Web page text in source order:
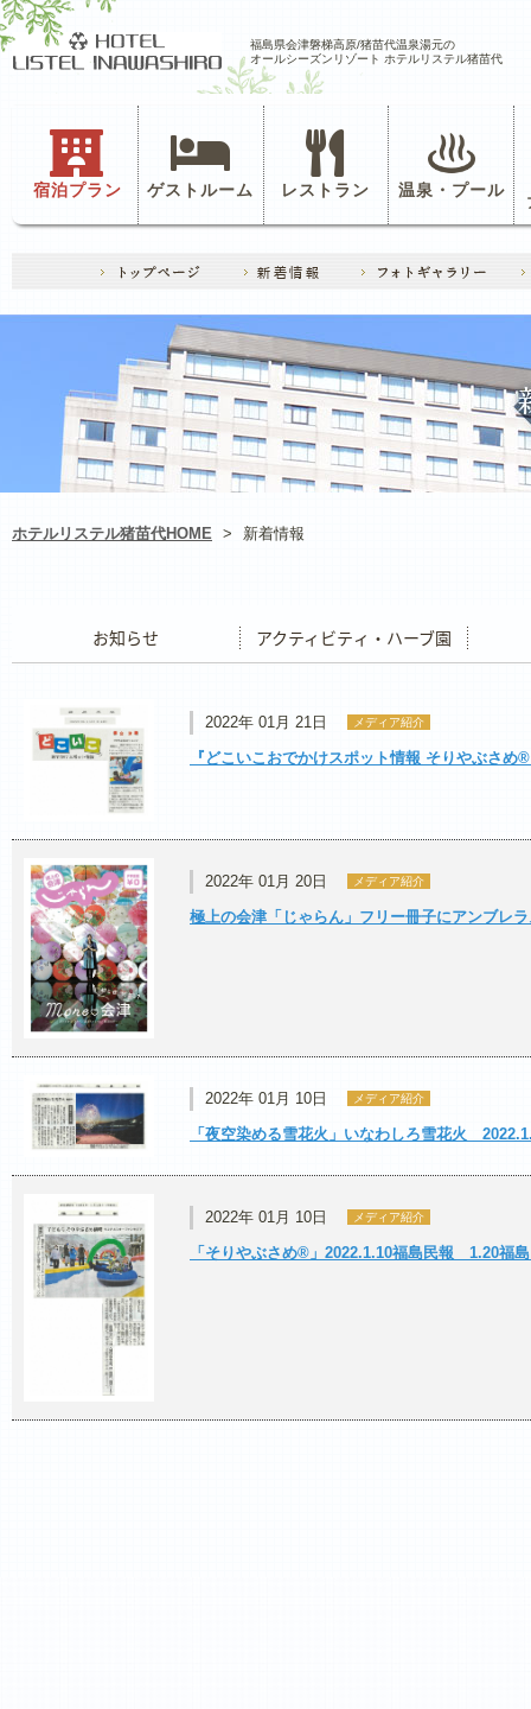
福島県会津磐梯高原/猪苗代温泉湯元の
オールシーズンリゾート ホテルリステル猪苗代
宿泊プラン ゲストルーム レストラン 温泉・プール
ホテルリステル猪苗代HOME > 新着情報
2022年 01月 21日 メディア紹介
『どこいこおでかけスポット情報 そりやぶさ
2022年 01月 20日 メディア紹介
極上の会津「じゃらん」フリー冊子にアンブレ
2022年 01月 10日 メディア紹介
「夜空染める雪花火」いなわしろ雪花火
2022年 01月 10日 メディア紹介
「そりやぶさめ®」2022.1.10福島民報 1.20福